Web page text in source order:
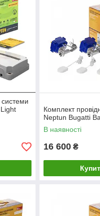
Комплект
Neptun Bugatti
В наявності
16 600 ₴